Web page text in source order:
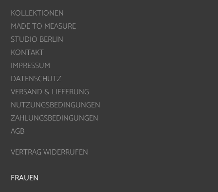
KOLLEKTIONEN
MADE TO MEASURE
STUDIO BERLIN
KONTAKT
IMPRESSUM
DATENSCHUTZ
VERSAND & LIEFERUNG
NUTZUNGSBEDINGUNGEN
ZAHLUNGSBEDINGUNGEN
AGB
VERTRAG WIDERRUFEN
FRAUEN